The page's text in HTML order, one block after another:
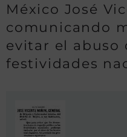
México José
comunicando
evitar el abuso
festividades